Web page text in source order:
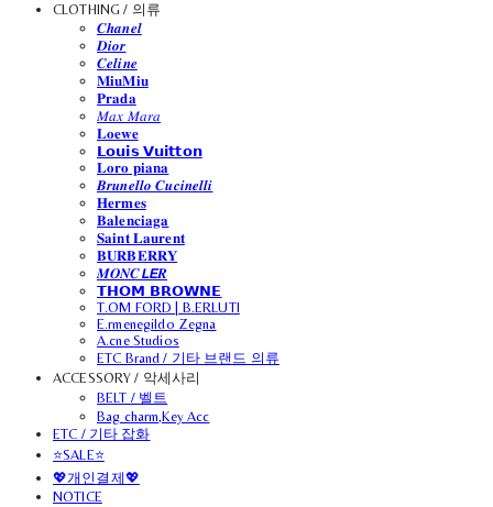
CLOTHING / 의류
𝑪𝒉𝒂𝒏𝒆𝒍
𝑫𝒊𝒐𝒓
𝑪𝒆𝒍𝒊𝒏𝒆
𝐌𝐢𝐮𝐌𝐢𝐮
𝐏𝐫𝐚𝐝𝐚
𝑀𝑎𝑥 𝑀𝑎𝑟𝑎
𝐋𝐨𝐞𝐰𝐞
𝗟𝗼𝘂𝗶𝘀 𝗩𝘂𝗶𝘁𝘁𝗼𝗻
𝐋𝐨𝐫𝐨 𝐩𝐢𝐚𝐧𝐚
𝑩𝒓𝒖𝒏𝒆𝒍𝒍𝒐 𝑪𝒖𝒄𝒊𝒏𝒆𝒍𝒍𝒊
𝐇𝐞𝐫𝐦𝐞𝐬
𝐁𝐚𝐥𝐞𝐧𝐜𝐢𝐚𝐠𝐚
𝐒𝐚𝐢𝐧𝐭 𝐋𝐚𝐮𝐫𝐞𝐧𝐭
𝐁𝐔𝐑𝐁𝐄𝐑𝐑𝐘
𝑴𝑶𝑵𝑪𝙇𝙀𝑹
𝗧𝗛𝗢𝗠 𝗕𝗥𝗢𝗪𝗡𝗘
T.OM FORD | B.ERLUTI
E.rmenegildo Zegna
A.cne Studios
ETC Brand / 기타 브랜드 의류
ACCESSORY / 악세사리
BELT / 벨트
Bag charm,Key Acc
ETC / 기타 잡화
⭐SALE⭐
💖개인결제💖
NOTICE